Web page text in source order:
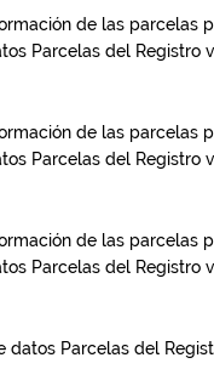
de las parcelas
Parcelas del Registro
de las parcelas
Parcelas del Registro
de las parcelas
Parcelas del Registro
datos Parcelas del